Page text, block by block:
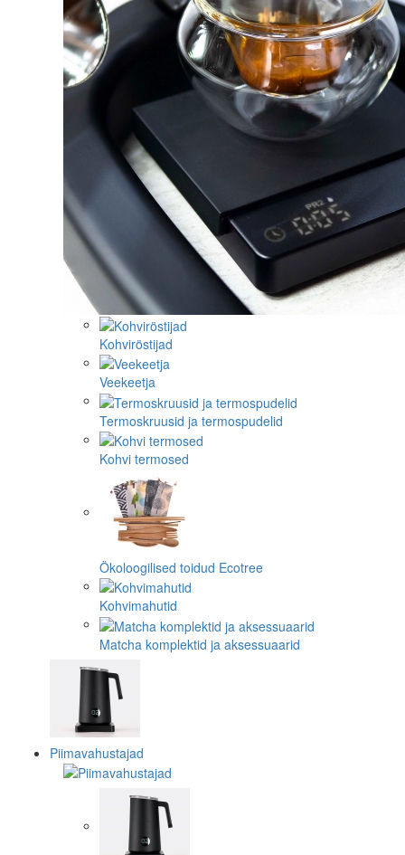
Kohviröstijad
Veekeetja
Termoskruusid ja termospudelid
Kohvi termosed
Ökoloogilised toidud Ecotree
Kohvimahutid
Matcha komplektid ja aksessuaarid
Piimavahustajad